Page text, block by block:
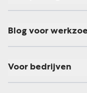
Blog voor
Voor bedrijven